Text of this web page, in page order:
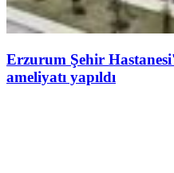
Erzurum Şehir
ameliyatı yapıldı